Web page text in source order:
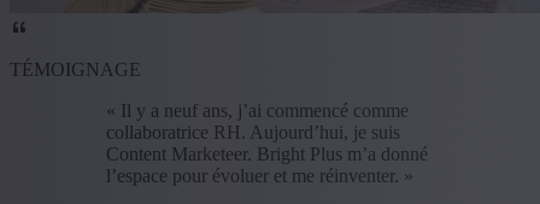
TÉMOIGNAGE
« Il y a neuf ans, j’ai commencé comme
collaboratrice RH. Aujourd’hui, je suis
Content Marketeer. Bright Plus m’a donné
l’espace pour évoluer et me réinventer. »